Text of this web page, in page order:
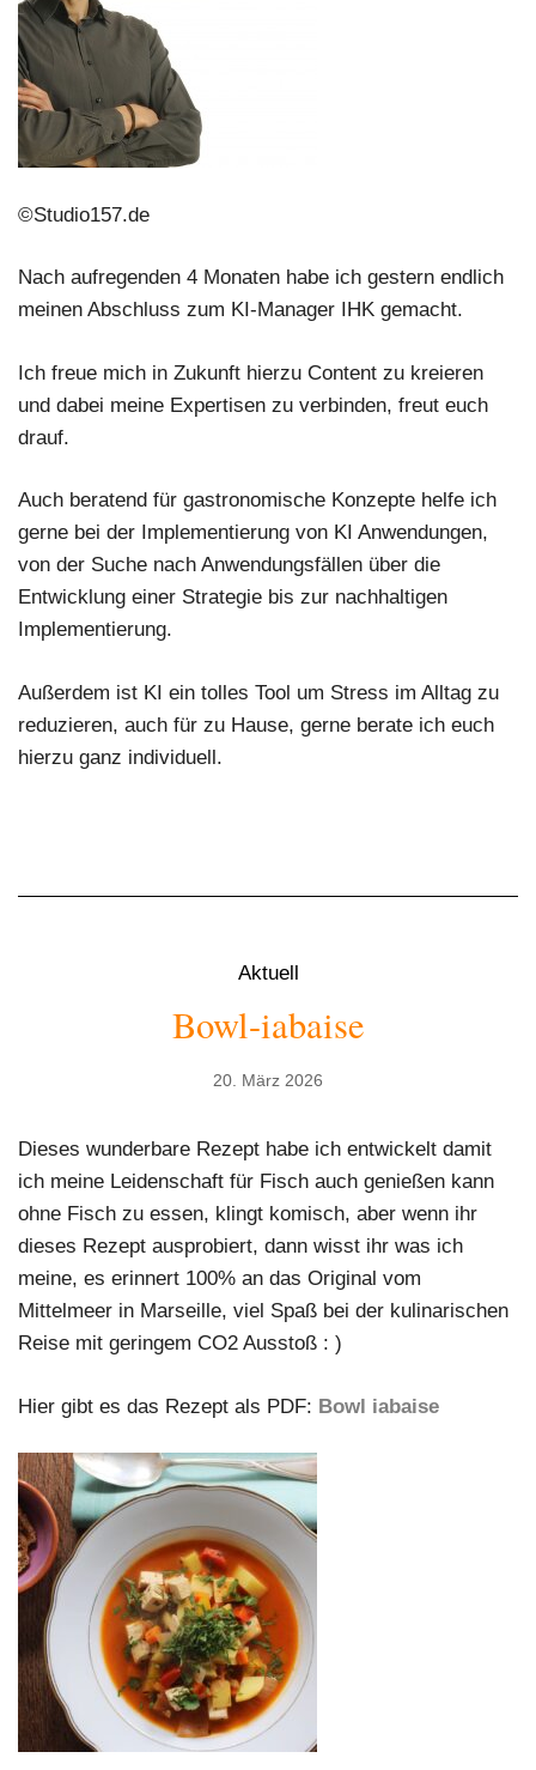
©Studio157.de
Nach aufregenden 4 Monaten habe ich gestern endlich
meinen Abschluss zum KI-Manager IHK gemacht.
Ich freue mich in Zukunft hierzu Content zu kreieren
und dabei meine Expertisen zu verbinden, freut euch
drauf.
Auch beratend für gastronomische Konzepte helfe ich
gerne bei der Implementierung von KI Anwendungen,
von der Suche nach Anwendungsfällen über die
Entwicklung einer Strategie bis zur nachhaltigen
Implementierung.
Außerdem ist KI ein tolles Tool um Stress im Alltag zu
reduzieren, auch für zu Hause, gerne berate ich euch
hierzu ganz individuell.
Aktuell
Bowl-iabaise
20. März 2026
Dieses wunderbare Rezept habe ich entwickelt damit
ich meine Leidenschaft für Fisch auch genießen kann
ohne Fisch zu essen, klingt komisch, aber wenn ihr
dieses Rezept ausprobiert, dann wisst ihr was ich
meine, es erinnert 100% an das Original vom
Mittelmeer in Marseille, viel Spaß bei der kulinarischen
Reise mit geringem CO2 Ausstoß : )
Hier gibt es das Rezept als PDF: Bowl iabaise